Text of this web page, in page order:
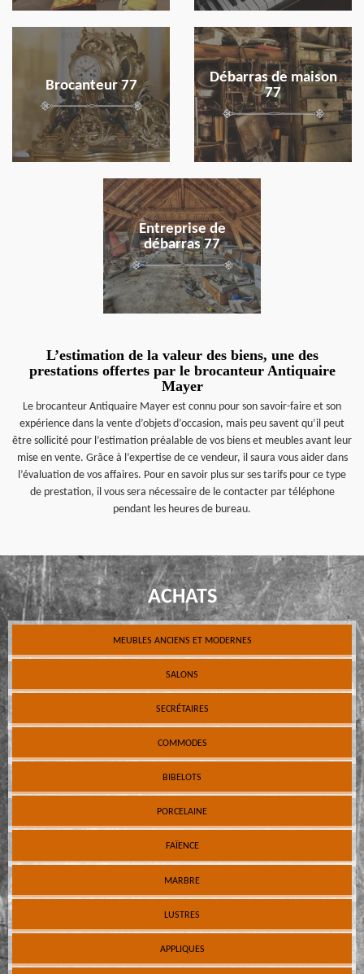
Brocanteur 77
en savoir plus
Débarras de maison
77
en savoir plus
Entreprise de
débarras 77
en savoir plus
L’estimation de la valeur des biens, une des
prestations offertes par le brocanteur Antiquaire
Mayer
Le brocanteur Antiquaire Mayer est connu pour son savoir-faire et son
expérience dans la vente d’objets d’occasion, mais peu savent qu’il peut
être sollicité pour l’estimation préalable de vos biens et meubles avant leur
mise en vente. Grâce à l’expertise de ce vendeur, il saura vous aider dans
l’évaluation de vos affaires. Pour en savoir plus sur ses tarifs pour ce type
de prestation, il vous sera nécessaire de le contacter par téléphone
pendant les heures de bureau.
ACHATS
MEUBLES ANCIENS ET MODERNES
SALONS
SECRÉTAIRES
COMMODES
BIBELOTS
PORCELAINE
FAÏENCE
MARBRE
LUSTRES
APPLIQUES